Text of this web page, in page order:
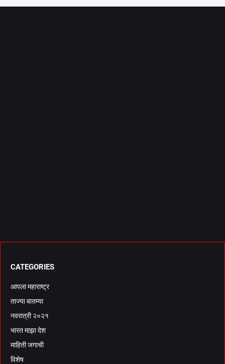
CATEGORIES
आपला महाराष्ट्र
ताज्या बातम्या
नवरात्री २०२१
भारत माझा देश
माहिती जगाची
विशेष